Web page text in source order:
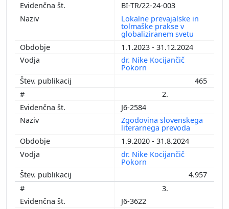
BI-TR/22-24-003
Lokalne prevajalske in
tolmaške prakse v
globaliziranem svetu
1.1.2023 - 31.12.2024
dr. Nike Kocijančič
Pokorn
465
2.
J6-2584
Zgodovina slovenskega
literarnega prevoda
1.9.2020 - 31.8.2024
dr. Nike Kocijančič
Pokorn
4.957
3.
J6-3622